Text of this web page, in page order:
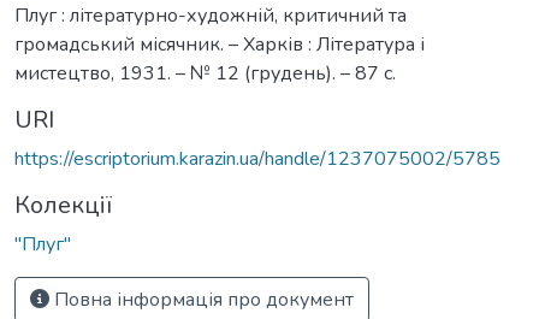
Плуг : літературно-художній, критичний та
громадський місячник. – Харків : Література і
мистецтво, 1931. – № 12 (грудень). – 87 с.
URI
https://escriptorium.karazin.ua/handle/1237075002/5785
Колекції
"Плуг"
Повна інформація про документ